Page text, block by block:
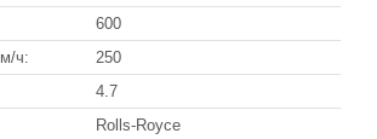
600
ч:
250
4.7
Rolls-Royce